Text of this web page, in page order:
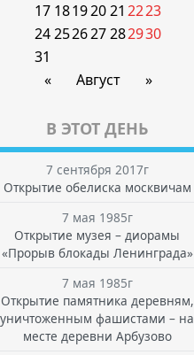
17 18192021 2223
24252627282930
31
«
Август »
В ЭТОТ ДЕНЬ
7 сентября 2017г
Открытие обелиска москвичам
7 мая 1985г
Открытие музея – диорамы
«Прорыв блокады Ленинграда»
7 мая 1985г
Открытие памятника деревням,
уничтоженным фашистами – на
месте деревни Арбузово